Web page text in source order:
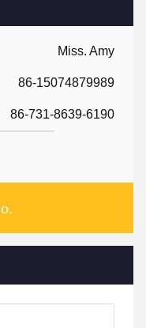
Miss. Amy
86-15074879989
86-731-8639-6190